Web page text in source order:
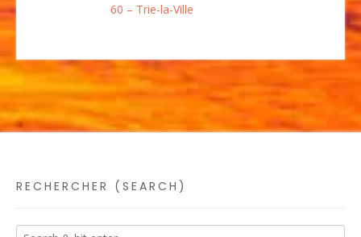
60 – Trie-la-Ville
RECHERCHER (SEARCH)